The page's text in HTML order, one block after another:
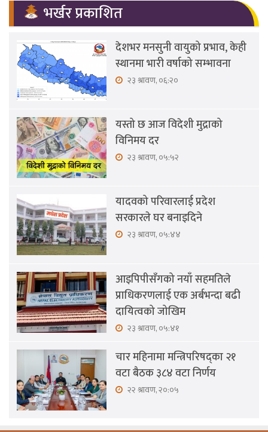
भर्खर प्रकाशित
देशभर मनसुनी वायुको प्रभाव, केही
स्थानमा भारी वर्षाको सम्भावना
२३ श्रावण, ०६:२०
यस्तो छ आज विदेशी मुद्राको
विनिमय दर
२३ श्रावण, ०५:५२
यादवको परिवारलाई प्रदेश
सरकारले घर बनाइदिने
२३ श्रावण, ०५:४४
आइपिपीसँगको नयाँ सहमतिले
प्राधिकरणलाई एक अर्बभन्दा बढी
दायित्वको जोखिम
२३ श्रावण, ०५:४१
चार महिनामा मन्त्रिपरिषद्का २१
वटा बैठक ३८४ वटा निर्णय
२२ श्रावण, २०:०५